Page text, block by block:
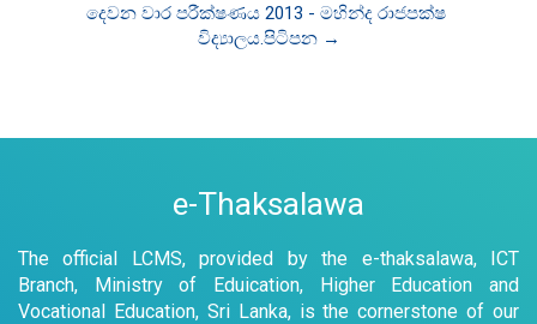
දෙවන වාර පරීක්ෂණය 2013 - මහින්ද රාජපක්ෂ
විද්‍යාලය.පිටිපන →
e-Thaksalawa
The official LCMS, provided by the e-thaksalawa, ICT
Branch, Ministry of Eduication, Higher Education and
Vocational Education, Sri Lanka, is the cornerstone of our